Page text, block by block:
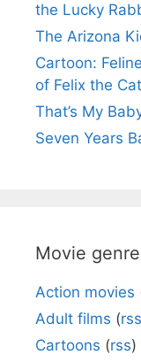
the Lucky
The Arizona
Cartoon:
of Felix the Cat
That’s My
Seven Years
Movie
Action movies
Adult films (rss
Cartoons (rss)